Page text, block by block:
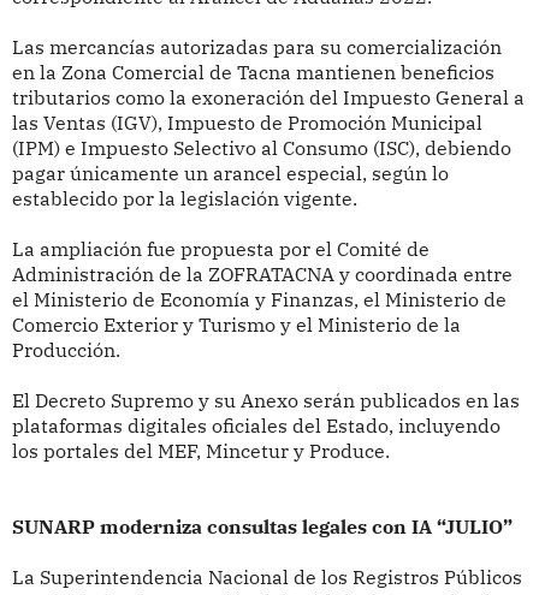
Las mercancías autorizadas para su comercialización
en la Zona Comercial de Tacna mantienen beneficios
tributarios como la exoneración del Impuesto General a
las Ventas (IGV), Impuesto de Promoción Municipal
(IPM) e Impuesto Selectivo al Consumo (ISC), debiendo
pagar únicamente un arancel especial, según lo
establecido por la legislación vigente.
La ampliación fue propuesta por el Comité de
Administración de la ZOFRATACNA y coordinada entre
el Ministerio de Economía y Finanzas, el Ministerio de
Comercio Exterior y Turismo y el Ministerio de la
Producción.
El Decreto Supremo y su Anexo serán publicados en las
plataformas digitales oficiales del Estado, incluyendo
los portales del MEF, Mincetur y Produce.
SUNARP moderniza consultas legales con IA “JULIO”
La Superintendencia Nacional de los Registros Públicos